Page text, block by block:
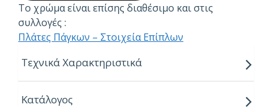
Το χρώμα είναι επίσης διαθέσιμο και στις
συλλογές :
Πλάτες Πάγκων – Στοιχεία Επίπλων
Τεχνικά Χαρακτηριστικά
Διατίθεται σε διάφορα πάχη:
Κατάλογος